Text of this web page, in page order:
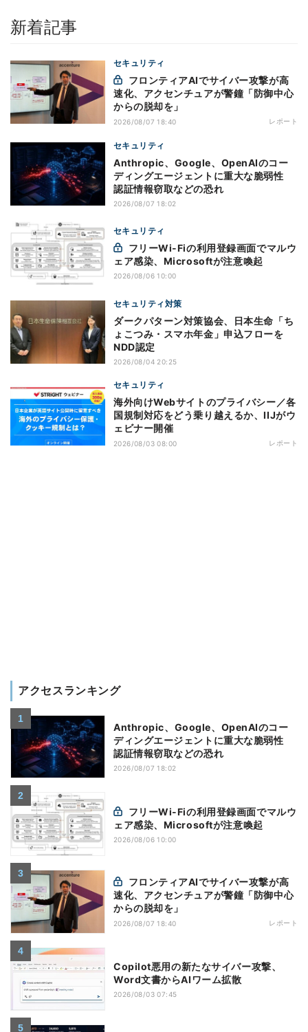
新着記事
セキュリティ
速化、アクセンチュアが警鐘「防御中心
からの脱却を」
2026/08/07 18:40 レポート
セキュリティ
Anthropic、Google、OpenAIのコー
ディングエージェントに重大な脆弱性
認証情報窃取などの恐れ
2026/08/07 18:02
セキュリティ
ェア感染、Microsoftが注意喚起
2026/08/06 10:00
セキュリティ対策
ダークパターン対策協会、日本生命「ち
ょこつみ・スマホ年金」申込フローを
NDD認定
2026/08/04 20:25
セキュリティ
海外向けWebサイトのプライバシー／各
国規制対応をどう乗り越えるか、IIJがウ
ェビナー開催
2026/08/03 08:00 レポート
アクセスランキング
Anthropic、Google、OpenAIのコー
ディングエージェントに重大な脆弱性
認証情報窃取などの恐れ
2026/08/07 18:02
ェア感染、Microsoftが注意喚起
2026/08/06 10:00
速化、アクセンチュアが警鐘「防御中心
からの脱却を」
2026/08/07 18:40 レポート
Copilot悪用の新たなサイバー攻撃、
Word文書からAIワーム拡散
2026/08/03 07:45